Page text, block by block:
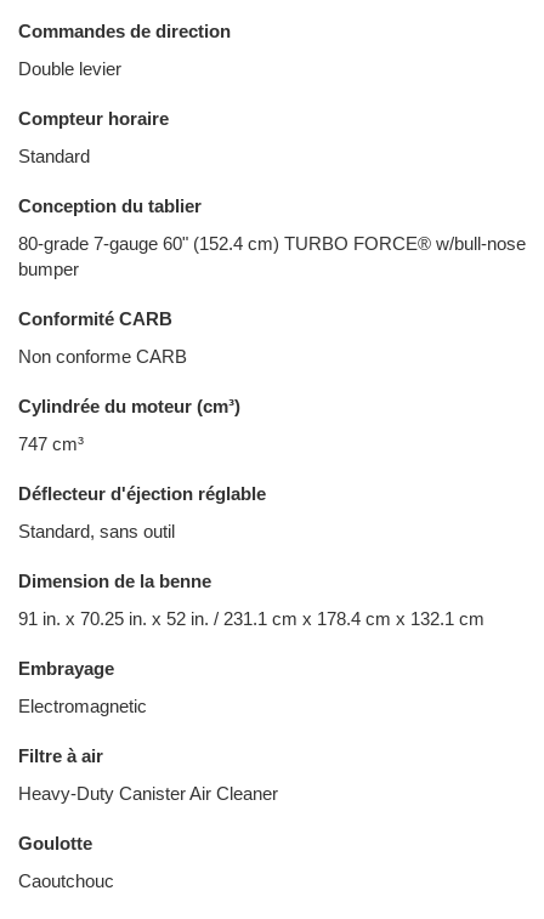
Commandes de direction
Double levier
Compteur horaire
Standard
Conception du tablier
80-grade 7-gauge 60" (152.4 cm) TURBO FORCE® w/bull-nose
bumper
Conformité CARB
Non conforme CARB
Cylindrée du moteur (cm³)
747 cm³
Déflecteur d'éjection réglable
Standard, sans outil
Dimension de la benne
91 in. x 70.25 in. x 52 in. / 231.1 cm x 178.4 cm x 132.1 cm
Embrayage
Electromagnetic
Filtre à air
Heavy-Duty Canister Air Cleaner
Goulotte
Caoutchouc